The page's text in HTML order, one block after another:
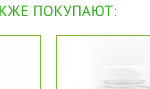
ПОКУПАЮТ: